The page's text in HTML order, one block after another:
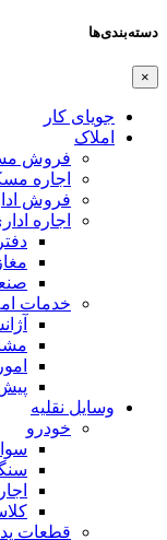
دسته‌بندی‌ها
×
جویای کار
املاک
فروش
اجاره
فروش
اجاره
خدمات
وسایل نقلیه
خودرو
قطعات